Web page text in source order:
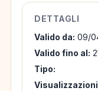
DETTAGLI
Valido da: 09/
Valido fino al:
Tipo: